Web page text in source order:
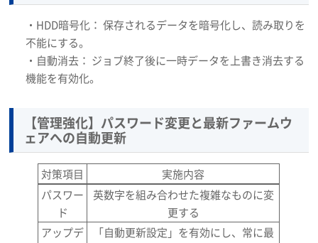
・HDD暗号化： 保存されるデータを暗号化し、読み取りを
不能にする。
・自動消去： ジョブ終了後に一時データを上書き消去する
機能を有効化。
【管理強化】パスワード変更と最新ファームウ
ェアへの自動更新
対策項目
実施内容
パスワー
ド
英数字を組み合わせた複雑なものに変
更する
アップデ
「自動更新設定」を有効にし、常に最